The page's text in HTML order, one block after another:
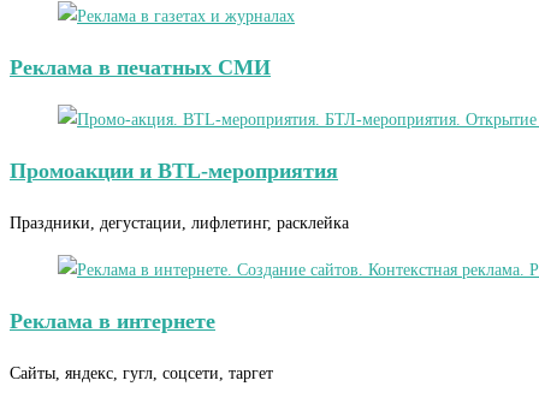
Реклама в печатных СМИ
Промоакции и BTL-мероприятия
Праздники, дегустации, лифлетинг, расклейка
Реклама в интернете
Сайты, яндекс, гугл, соцсети, таргет